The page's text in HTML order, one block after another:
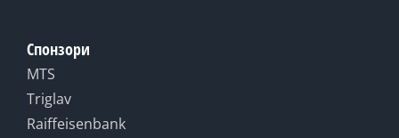
Спонзори
MTS
Triglav
Raiffeisenbank